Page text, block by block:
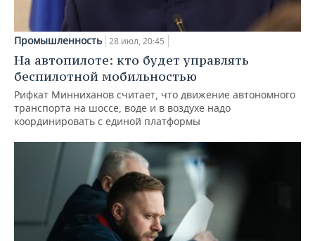
Промышленность 28 июл, 20:45
На автопилоте: кто будет управлять
беспилотной мобильностью
Рифкат Минниханов считает, что движение автономного
транспорта на шоссе, воде и в воздухе надо
координировать с единой платформы